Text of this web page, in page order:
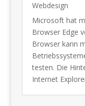
Webdesign
​Microsoft hat
Browser Edge
Browser kann
testen. Die
Internet